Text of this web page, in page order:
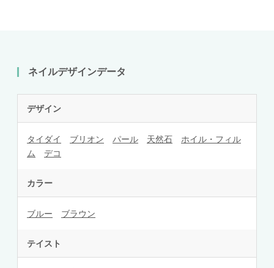
ネイルデザインデータ
デザイン
タイダイ ブリオン パール 天然石
ホイル・フィル
ム
デコ
カラー
ブルー ブラウン
テイスト